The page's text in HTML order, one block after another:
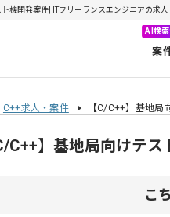
ト機開発案件| ITフリーランスエンジニアの求
AI検索
案
C++求人・案件 【C/C++】基地局
C++】基地局向けテ
こ